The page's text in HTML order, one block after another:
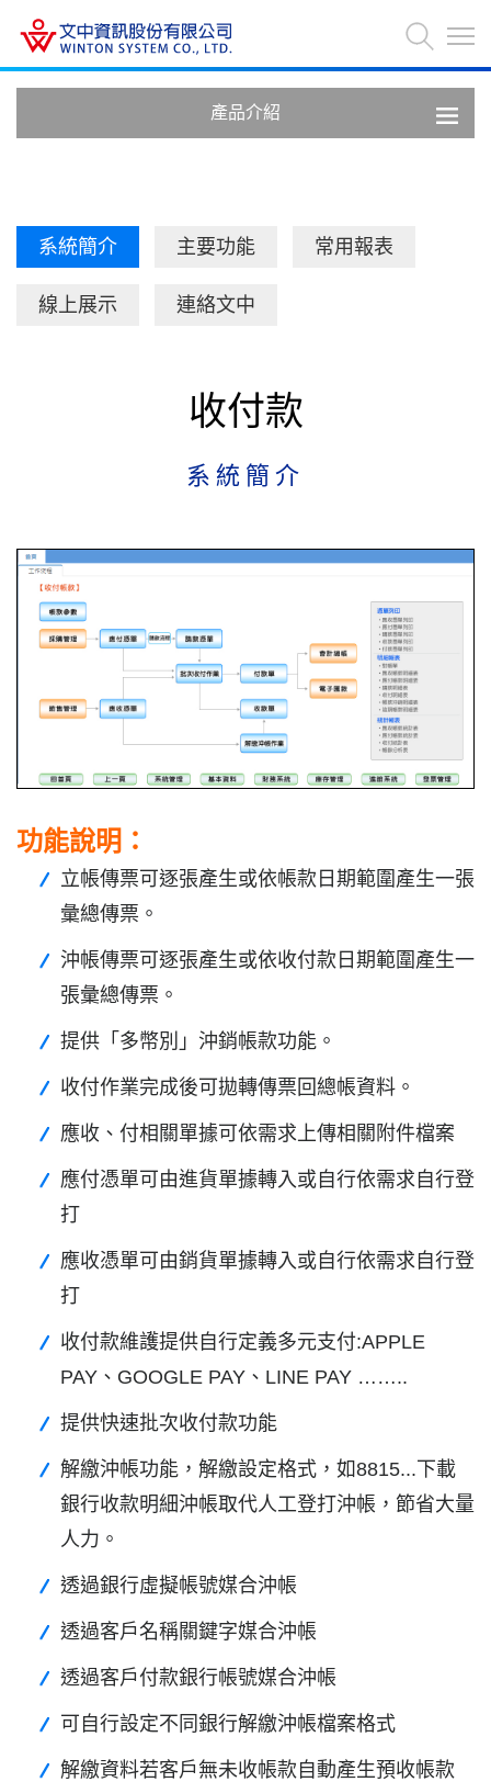
產品介紹
系統簡介 主要功能 常用報表
線上展示 連絡文中
收付款
系統簡介
功能說明：
立帳傳票可逐張產生或依帳款日期範圍產生一張
彙總傳票。
沖帳傳票可逐張產生或依收付款日期範圍產生一
張彙總傳票。
提供「多幣別」沖銷帳款功能。
收付作業完成後可拋轉傳票回總帳資料。
應收、付相關單據可依需求上傳相關附件檔案
應付憑單可由進貨單據轉入或自行依需求自行登
打
應收憑單可由銷貨單據轉入或自行依需求自行登
打
收付款維護提供自行定義多元支付:APPLE
PAY、GOOGLE PAY、LINE PAY ……..
提供快速批次收付款功能
解繳沖帳功能，解繳設定格式，如8815...下載
銀行收款明細沖帳取代人工登打沖帳，節省大量
人力。
透過銀行虛擬帳號媒合沖帳
透過客戶名稱關鍵字媒合沖帳
透過客戶付款銀行帳號媒合沖帳
可自行設定不同銀行解繳沖帳檔案格式
解繳資料若客戶無未收帳款自動產生預收帳款